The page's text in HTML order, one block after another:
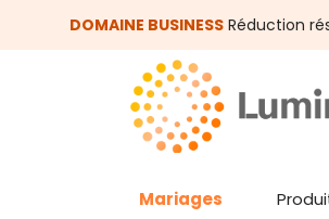
au contenu principal
Passer à la recherche
DOMAINE BUSINESS Réduction
Mariages